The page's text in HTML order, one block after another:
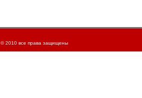
© 2010 все права защищены